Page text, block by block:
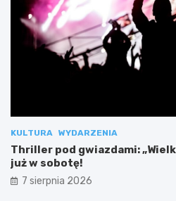
KULTURA WYDARZENIA
Thriller pod gwiazdami:
już w sobotę!
7 sierpnia 2026